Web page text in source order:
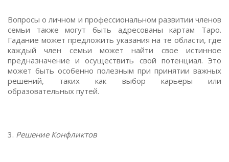
Вопросы о личном и профессиональном развитии членов
семьи также могут быть адресованы картам Таро.
Гадание может предложить указания на те области, где
каждый член семьи может найти свое истинное
предназначение и осуществить свой потенциал. Это
может быть особенно полезным при принятии важных
решений, таких как выбор карьеры или
образовательных путей.
3. Решение Конфликтов